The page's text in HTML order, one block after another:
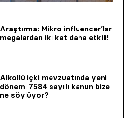
Araştırma: Mikro influencer’lar
megalardan iki kat daha etkili!
Alkollü içki mevzuatında yeni
dönem: 7584 sayılı kanun bize
ne söylüyor?